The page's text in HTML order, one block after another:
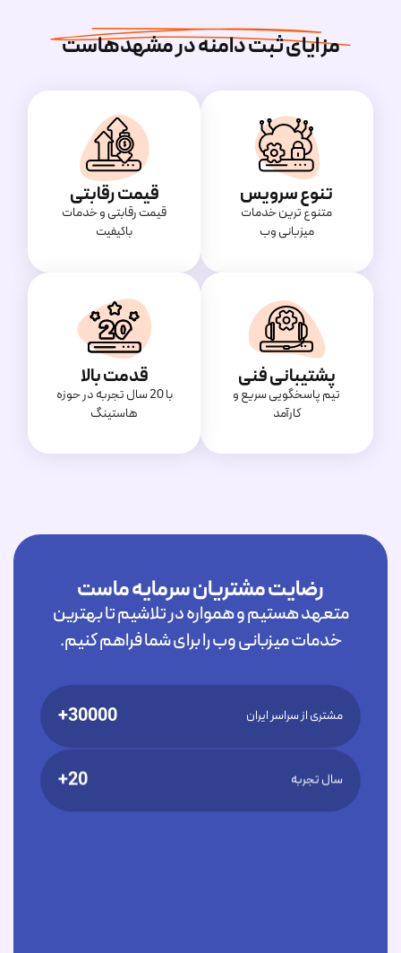
مزایای ثبت دامنه در مشهدهاست
تنوع سرویس
متنوع ترین خدمات
میزبانی وب
قیمت رقابتی
قیمت‌ رقابتی و خدمات
باکیفیت
پشتیبانی فنی
تیم پاسخگویی سریع و
کارآمد
قدمت بالا
با 20 سال تجربه در حوزه
هاستینگ
رضایت مشتریان سرمایه ماست
متعهد هستیم و همواره در تلاشیم تا بهترین
خدمات میزبانی وب را برای شما فراهم کنیم.
مشتری از سراسر ایران 30000+
سال تجربه 20+